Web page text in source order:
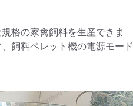
格の家禽飼料を生産できま
飼料ペレット機の電源モード